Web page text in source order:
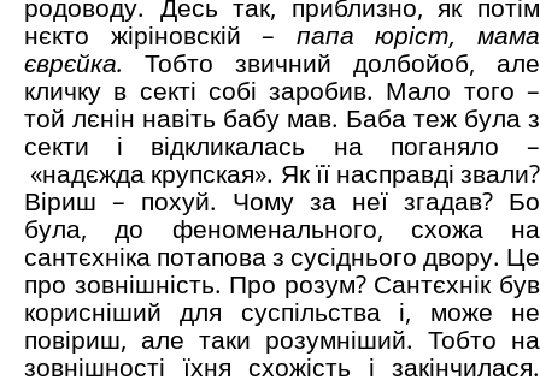
родоводу. Десь так, приблизно, як потім
нєкто жіріновскій – папа юріст, мама
єврєйка. Тобто звичний долбойоб, але
кличку в секті собі заробив. Мало того –
той лєнін навіть бабу мав. Баба теж була з
секти і відкликалась на поганяло –
«надєжда крупская». Як її насправді звали?
Віриш – похуй. Чому за неї згадав? Бо
була, до феноменального, схожа на
сантєхніка потапова з сусіднього двору. Це
про зовнішність. Про розум? Сантєхнік був
корисніший для суспільства і, може не
повіриш, але таки розумніший. Тобто на
зовнішності їхня схожість і закінчилася.